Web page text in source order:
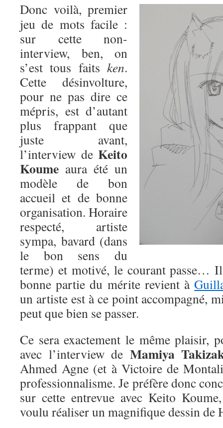
Donc voilà, premier
jeu de mots facile :
sur cette non-
interview, ben, on
s’est tous faits ken.
Cette désinvolture,
pour ne pas dire ce
mépris, est d’autant
plus frappant que
juste avant,
l’interview deKeito
Koume aura été un
modèle de bon
accueil et de bonne
organisation. Horaire
respecté, artiste
sympa, bavard (dans
le bon sens du
terme) et motivé, le courant passe…
bonne partie du mérite revient à
un artiste est à ce point accompagné,
peut que bien se passer.
Ce sera exactement le même plaisir,
avec l’interview de Mamiya
Ahmed Agne (et à Victoire de
professionnalisme. Je préfère donc
sur cette entrevue avec Keito
voulu réaliser un magnifique dessin de